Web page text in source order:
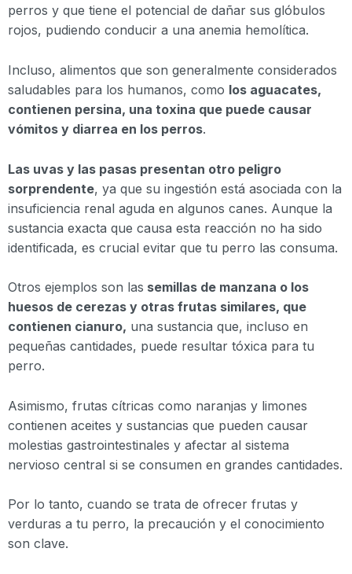
perros y que tiene el potencial de dañar sus glóbulos
rojos, pudiendo conducir a una anemia hemolítica.
Incluso, alimentos que son generalmente considerados
saludables para los humanos, como los aguacates,
contienen persina, una toxina que puede causar
vómitos y diarrea en los perros.
Las uvas y las pasas presentan otro peligro
sorprendente, ya que su ingestión está asociada con la
insuficiencia renal aguda en algunos canes. Aunque la
sustancia exacta que causa esta reacción no ha sido
identificada, es crucial evitar que tu perro las consuma.
Otros ejemplos son las semillas de manzana o los
huesos de cerezas y otras frutas similares, que
contienen cianuro, una sustancia que, incluso en
pequeñas cantidades, puede resultar tóxica para tu
perro.
Asimismo, frutas cítricas como naranjas y limones
contienen aceites y sustancias que pueden causar
molestias gastrointestinales y afectar al sistema
nervioso central si se consumen en grandes cantidades.
Por lo tanto, cuando se trata de ofrecer frutas y
verduras a tu perro, la precaución y el conocimiento
son clave.